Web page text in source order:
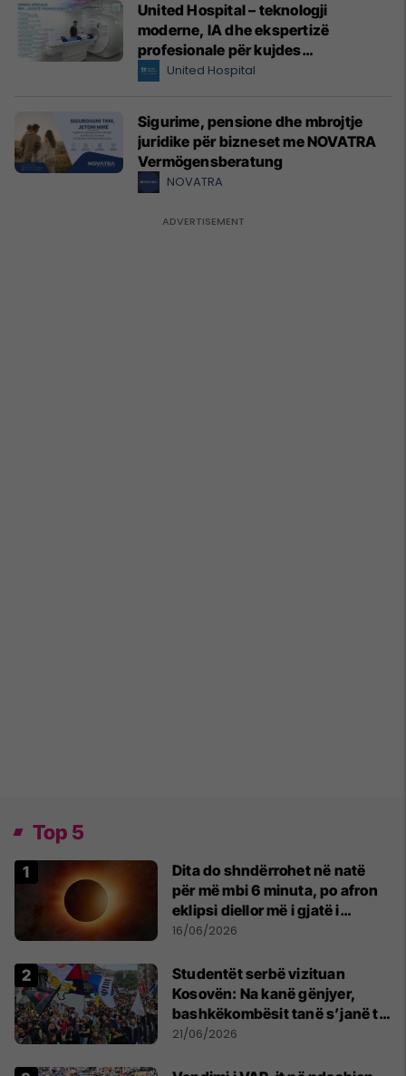
United Hospital – teknologji
moderne, IA dhe ekspertizë
profesionale për kujdes
shëndetësor me standarde
United Hospital
Sigurime, pensione dhe mbrojtje
juridike për bizneset me NOVATRA
Vermögensberatung
NOVATRA
Top 5
Dita do shndërrohet në natë
për më mbi 6 minuta, po afron
eklipsi diellor më i gjatë i
shekullit të 21-të
16/06/2026
Studentët serbë vizituan
Kosovën: Na kanë gënjyer,
bashkëkombësit tanë s’janë të
shtypur
21/06/2026